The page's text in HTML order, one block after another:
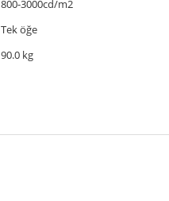
800-3000cd/m2
Tek öğe
90.0 kg